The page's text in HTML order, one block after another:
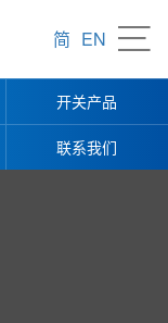
简 EN
开关产品
联系我们